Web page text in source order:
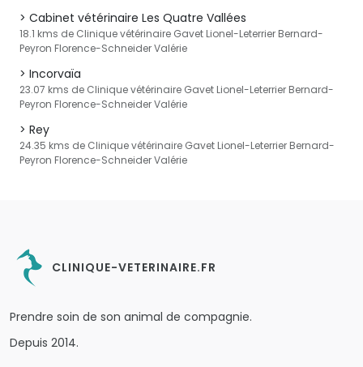
Cabinet vétérinaire Les Quatre Vallées
18.1 kms de Clinique vétérinaire Gavet Lionel-Leterrier Bernard-
Peyron Florence-Schneider Valérie
Incorvaïa
23.07 kms de Clinique vétérinaire Gavet Lionel-Leterrier Bernard-
Peyron Florence-Schneider Valérie
Rey
24.35 kms de Clinique vétérinaire Gavet Lionel-Leterrier Bernard-
Peyron Florence-Schneider Valérie
CLINIQUE-VETERINAIRE.FR
Prendre soin de son animal de compagnie.
Depuis 2014.